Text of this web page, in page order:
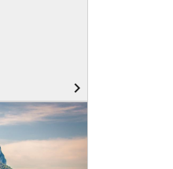
navigate_next